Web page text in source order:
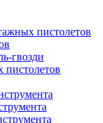
пистолетов
гвозди
пистолетов